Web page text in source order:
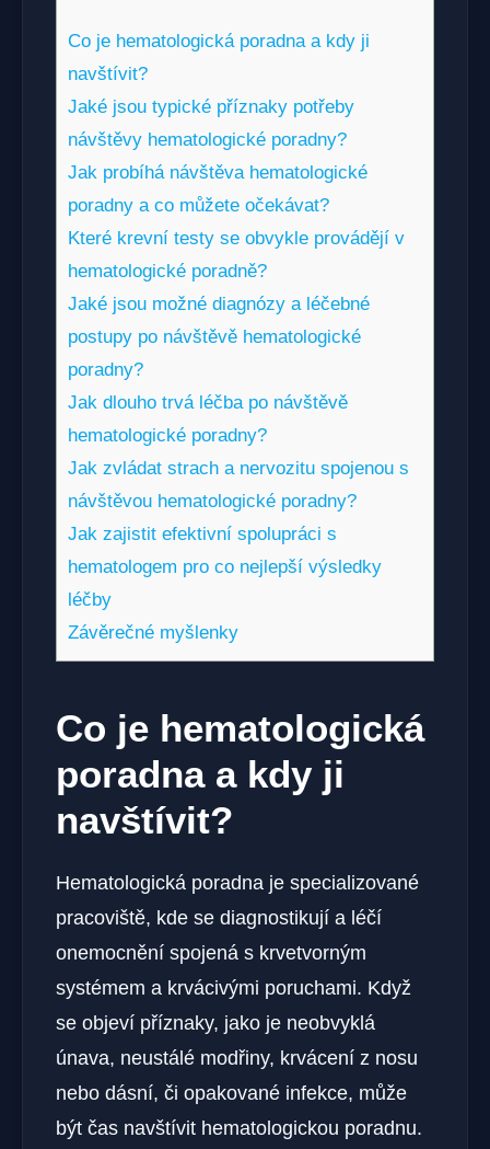
Co je hematologická poradna a kdy ji
navštívit?
Jaké jsou typické příznaky potřeby
návštěvy hematologické poradny?
Jak probíhá návštěva hematologické
poradny a co můžete očekávat?
Které krevní testy se obvykle provádějí v
hematologické poradně?
Jaké jsou možné diagnózy a léčebné
postupy po návštěvě hematologické
poradny?
Jak dlouho trvá léčba po návštěvě
hematologické poradny?
Jak zvládat strach a nervozitu spojenou s
návštěvou hematologické poradny?
Jak zajistit efektivní spolupráci s
hematologem pro co nejlepší výsledky
léčby
Závěrečné myšlenky
Co je hematologická
poradna a kdy ji
navštívit?
Hematologická poradna je specializované
pracoviště, kde se diagnostikují a léčí
onemocnění spojená s krvetvorným
systémem a krvácivými poruchami. Když
se objeví příznaky, jako je neobvyklá
únava, neustálé modřiny, krvácení z nosu
nebo dásní, či opakované infekce, může
být čas navštívit hematologickou poradnu.